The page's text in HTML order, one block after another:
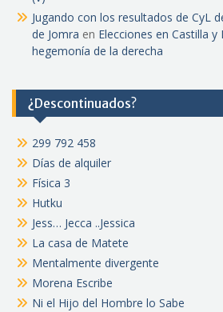
Jugando con los resultados de CyL
de Jomra en Elecciones en Castilla
hegemonía de la derecha
¿Descontinuados?
299 792 458
Días de alquiler
Física 3
Hutku
Jess… Jecca ..Jessica
La casa de Matete
Mentalmente divergente
Morena Escribe
Ni el Hijo del Hombre lo Sabe